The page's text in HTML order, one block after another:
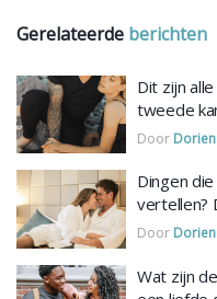
Gerelateerde berichten
Dit zijn
tweede
Door Dorien
Dingen
vertellen?
Door Dorien
Wat zijn